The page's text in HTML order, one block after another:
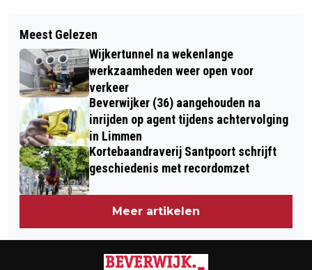
EINDE VAN HET HERTENKAMP?
VANDAAG ZAL ’T BLIJKEN!
OPEN DAG IN VERNIEUWDE NOVA
CAMPUS HAARLEMMERMEER
Meest Gelezen
Wijkertunnel na wekenlange
werkzaamheden weer open voor
verkeer
Beverwijker (36) aangehouden na
inrijden op agent tijdens achtervolging
in Limmen
Kortebaandraverij Santpoort schrijft
geschiedenis met recordomzet
Meer artikelen